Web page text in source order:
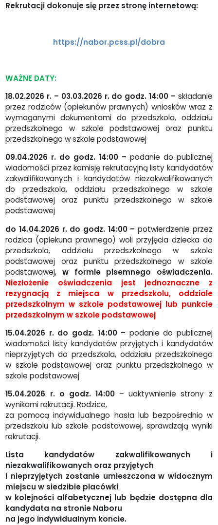
Rekrutacji dokonuje się przez stronę internetową:
https://nabor.pcss.pl/dobra
WAŻNE DATY:
18.02.2026 r. – 03.03.2026 r. do godz. 14:00 – składanie
przez rodziców (opiekunów prawnych) wniosków wraz z
wymaganymi dokumentami do przedszkola, oddziału
przedszkolnego w szkole podstawowej oraz punktu
przedszkolnego w szkole podstawowej
09.04.2026 r. do godz. 14:00 – podanie do publicznej
wiadomości przez komisję rekrutacyjną listy kandydatów
zakwalifikowanych i kandydatów niezakwalifikowanych
do przedszkola, oddziału przedszkolnego w szkole
podstawowej oraz punktu przedszkolnego w szkole
podstawowej
do 14.04.2026 r. do godz. 14:00 – potwierdzenie przez
rodzica (opiekuna prawnego) woli przyjęcia dziecka do
przedszkola, oddziału przedszkolnego w szkole
podstawowej oraz punktu przedszkolnego w szkole
podstawowej, w formie pisemnego oświadczenia.
Niezłożenie oświadczenia jest jednoznaczne z
rezygnacją z miejsca w przedszkolu, oddziale
przedszkolnym w szkole podstawowej lub punkcie
przedszkolnym w szkole podstawowej
15.04.2026 r. do godz. 14:00 – podanie do publicznej
wiadomości listy kandydatów przyjętych i kandydatów
nieprzyjętych do przedszkola, oddziału przedszkolnego
w szkole podstawowej oraz punktu przedszkolnego w
szkole podstawowej
15.04.2026 r. o godz. 14:00 – uaktywnienie strony z
wynikami rekrutacji. Rodzice,
za pomocą indywidualnego hasła lub bezpośrednio w
przedszkolu lub szkole podstawowej, sprawdzają wyniki
rekrutacji.
Lista kandydatów zakwalifikowanych i
niezakwalifikowanych oraz przyjętych
i nieprzyjętych zostanie umieszczona w widocznym
miejscu w siedzibie placówki
w kolejności alfabetycznej lub będzie dostępna dla
kandydata na stronie Naboru
na jego indywidualnym koncie.